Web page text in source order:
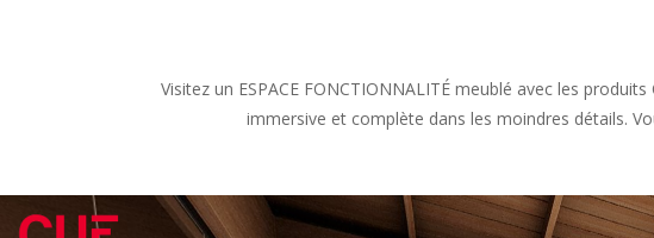
Visitez un ESPACE FONCTIONNALITÉ meublé avec les
immersive et complète dans les moindres détails.